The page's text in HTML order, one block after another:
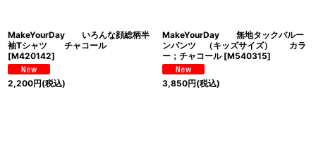
MakeYourDay いろんな顔総柄半
袖Tシャツ チャコール
[M420142]
2,200円(税込)
MakeYourDay 無地タックバルー
ンパンツ （キッズサイズ） カラ
ー；チャコール [M540315]
3,850円(税込)